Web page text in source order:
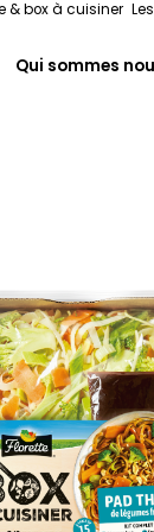
Qui sommes
Florette pour
& box à cuisiner